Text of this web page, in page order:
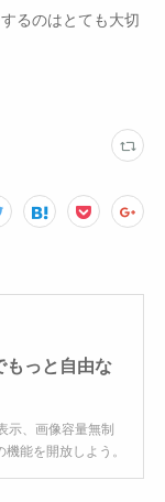
るのはとても大切
もっと自由な
示、画像容量無制
能を開放しよう。